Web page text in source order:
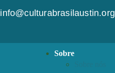
info@culturabrasilaustin.org
Sobre